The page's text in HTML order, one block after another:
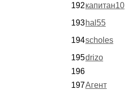
192капитан10
193hal55
194scholes
195drizo
196
197Агент